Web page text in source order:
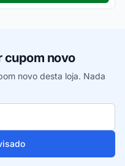
cupom novo
novo desta loja. Nada